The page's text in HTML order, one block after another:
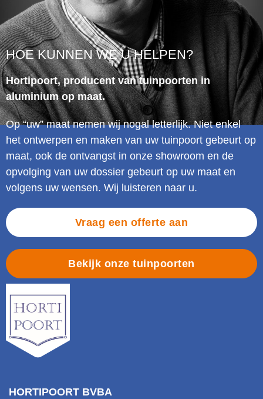
HOE KUNNEN WE U HELPEN?
Hortipoort, producent van tuinpoorten in
aluminium op maat.
Op “uw” maat nemen wij nogal letterlijk. Niet enkel
het ontwerpen en maken van uw tuinpoort gebeurt op
maat, ook de ontvangst in onze showroom en de
opvolging van uw dossier gebeurt op uw maat en
volgens uw wensen. Wij luisteren naar u.
Vraag een offerte aan
Bekijk onze tuinpoorten
HORTIPOORT BVBA